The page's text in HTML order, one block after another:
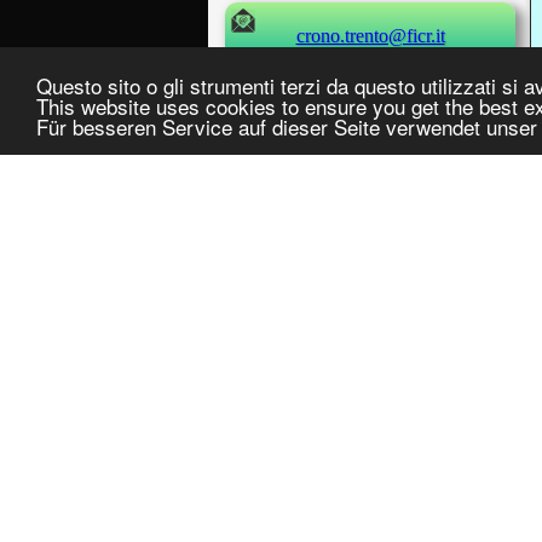
Questo sito o gli strumenti terzi da questo utilizzati si
This website uses cookies to ensure you get the best
Für besseren Service auf dieser Seite verwendet
crono.trento@ficr.it
Safeguarding